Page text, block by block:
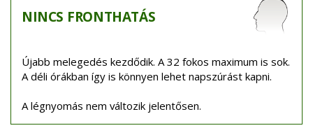
NINCS FRONTHATÁS
Újabb melegedés kezdődik. A 32 fokos maximum is sok.
A déli órákban így is könnyen lehet napszúrást kapni.
A légnyomás nem változik jelentősen.